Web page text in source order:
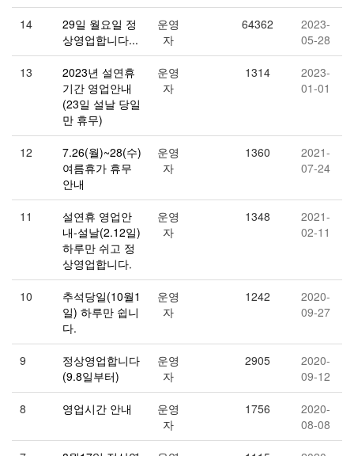
14
29일 월요일 정
상영업합니다...
운영
자
64362
2023-
05-28
13
2023년 설연휴
기간 영업안내
(23일 설날 당일
만 휴무)
운영
자
1314
2023-
01-01
12
7.26(월)~28(수)
여름휴가 휴무
안내
운영
자
1360
2021-
07-24
11
설연휴 영업안
내-설날(2.12일)
하루만 쉬고 정
상영업합니다.
운영
자
1348
2021-
02-11
10
추석당일(10월1
일) 하루만 쉽니
다.
운영
자
1242
2020-
09-27
9
정상영업합니다
(9.8일부터)
운영
자
2905
2020-
09-12
8 영업시간 안내
운영
자
1756
2020-
08-08